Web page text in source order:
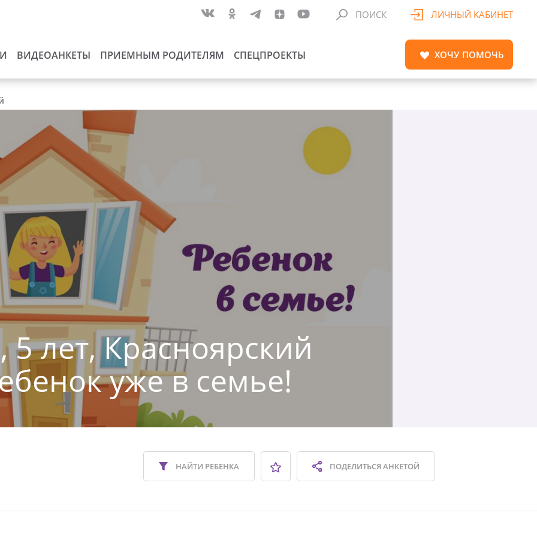
ВИДЕОАНКЕТЫ ПРИЕМНЫМ РОДИТЕЛЯМ СПЕЦПРОЕКТЫ
ПОИСК ЛИЧНЫЙ КАБИНЕТ
ХОЧУ ПОМОЧЬ
5 лет, Красноярский
уже в семье!
ПОДЕЛИТЬСЯАНКЕТОЙ
НАЙТИ РЕБЕНКА